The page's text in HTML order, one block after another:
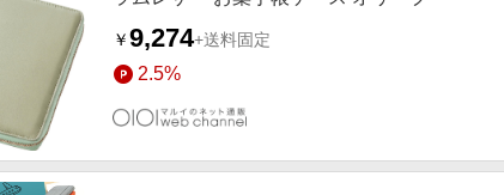
￥9,274+送料固定
2.5%